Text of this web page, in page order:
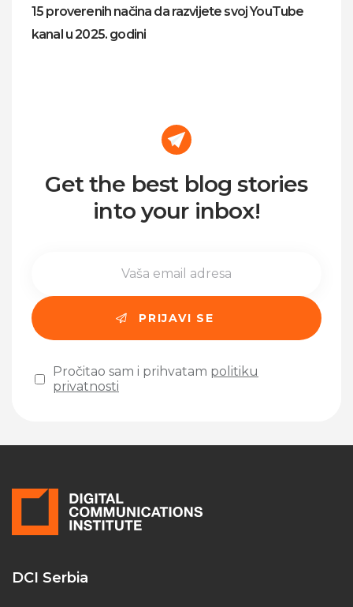
15 proverenih načina da razvijete svoj YouTube
kanal u 2025. godini
Get the best blog stories
into your inbox!
Pročitao sam i prihvatam politiku
privatnosti
DCI Serbia